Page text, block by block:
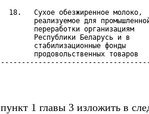
18.   Сухое обезжиренное молоко,
реализуемое для
        переработки организациям
        Республики Беларусь и в
        стабилизационные фонды
        продовольственных товаров
пункт 1 главы 3 изложить в